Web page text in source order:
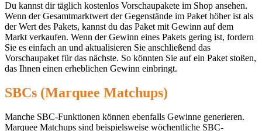
Du kannst dir täglich kostenlos Vorschaupakete im Shop ansehen.
Wenn der Gesamtmarktwert der Gegenstände im Paket höher ist als
der Wert des Pakets, kannst du das Paket mit Gewinn auf dem
Markt verkaufen. Wenn der Gewinn eines Pakets gering ist, fordern
Sie es einfach an und aktualisieren Sie anschließend das
Vorschaupaket für das nächste. So könnten Sie auf ein Paket stoßen,
das Ihnen einen erheblichen Gewinn einbringt.
SBCs (Marquee Matchups)
Manche SBC-Funktionen können ebenfalls Gewinne generieren.
Marquee Matchups sind beispielsweise wöchentliche SBC-